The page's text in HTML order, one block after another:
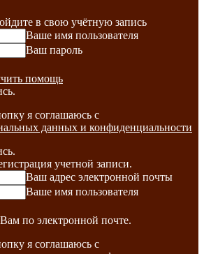
в свою учётную запись
Ваше имя пользователя
Ваш пароль
помощь
я соглашаюсь с
данных и конфиденциальности
учетной записи.
Ваш адрес электронной почты
Ваше имя пользователя
по электронной почте.
я соглашаюсь с